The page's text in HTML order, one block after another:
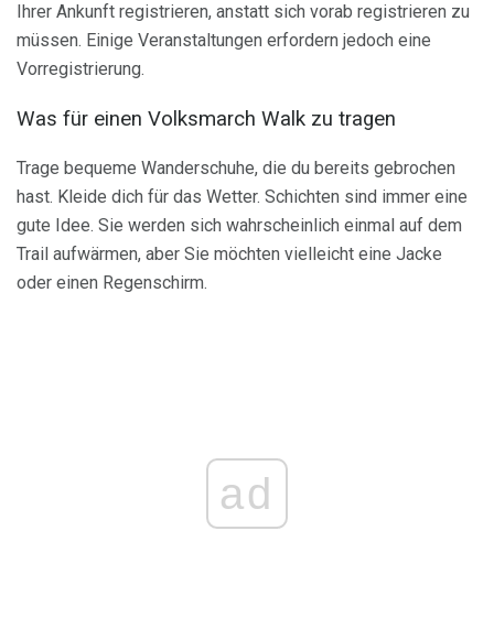
Ihrer Ankunft registrieren, anstatt sich vorab registrieren zu
müssen. Einige Veranstaltungen erfordern jedoch eine
Vorregistrierung.
Was für einen Volksmarch Walk zu tragen
Trage bequeme Wanderschuhe, die du bereits gebrochen
hast. Kleide dich für das Wetter. Schichten sind immer eine
gute Idee. Sie werden sich wahrscheinlich einmal auf dem
Trail aufwärmen, aber Sie möchten vielleicht eine Jacke
oder einen Regenschirm.
ad